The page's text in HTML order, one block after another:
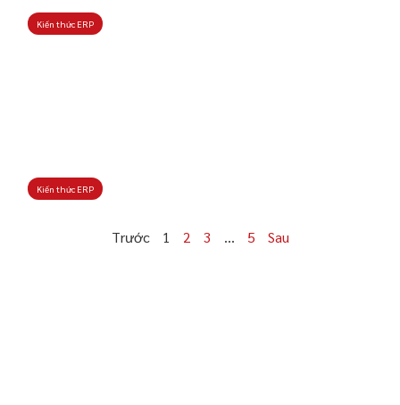
Kiến thức ERP
Kiến thức ERP
Trước 1 2 3 … 5 Sau